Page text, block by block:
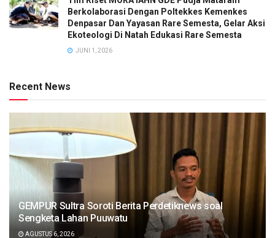
Berkolaborasi Dengan Poltekkes Kemenkes
Denpasar Dan Yayasan Rare Semesta, Gelar Aksi
Ekoteologi Di Natah Edukasi Rare Semesta
JUNI 1, 2026
Recent News
GEMPUR Sultra Soroti Berita Perdetiknews soal
Sengketa Lahan Puuwatu
AGUSTUS 6, 2026